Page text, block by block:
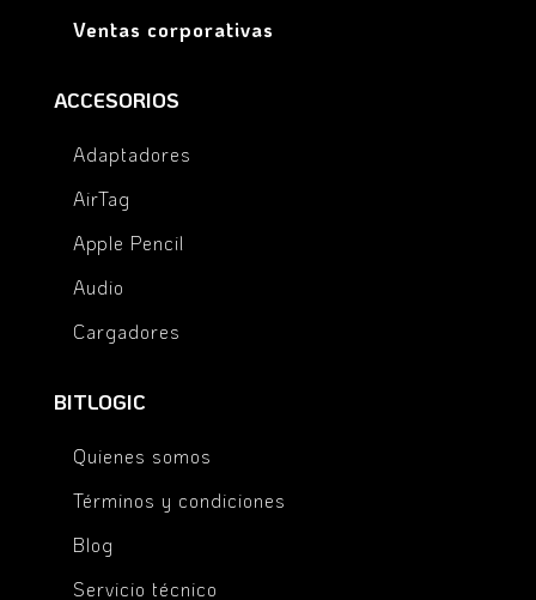
Ventas corporativas
ACCESORIOS
Adaptadores
AirTag
Apple Pencil
Audio
Cargadores
BITLOGIC
Quienes somos
Términos y condiciones
Blog
Servicio técnico